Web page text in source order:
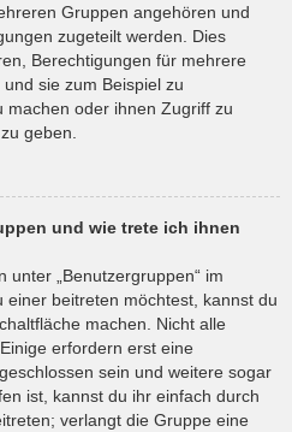
Gruppen angehören und
zugeteilt werden. Dies
Berechtigungen für mehrere
sie zum Beispiel zu
machen oder ihnen Zugriff zu
geben.
und wie trete ich ihnen
unter „Benutzergruppen“ im
einer beitreten möchtest, kannst du
machen. Nicht alle
erfordern erst eine
sein und weitere sogar
ist, kannst du ihr einfach durch
verlangt die Gruppe eine